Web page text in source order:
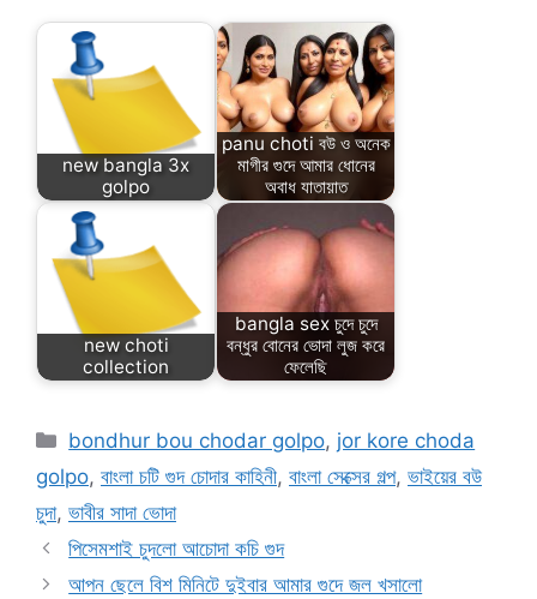
new bangla 3x
golpo
panu choti বউ ও অনেক
মাগীর গুদে আমার ধোনের
অবাধ যাতায়াত
new choti
collection
bangla sex চুদে চুদে
বন্ধুর বোনের ভোদা লুজ করে
ফেলেছি
Categories
bondhur bou chodar golpo, jor kore choda
golpo, বাংলা চটি গুদ চোদার কাহিনী, বাংলা সেক্সের গল্প, ভাইয়ের বউ
চুদা, ভাবীর সাদা ভোদা
পিসেমশাই চুদলো আচোদা কচি গুদ
আপন ছেলে বিশ মিনিটে দুইবার আমার গুদে জল খসালো